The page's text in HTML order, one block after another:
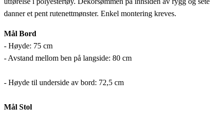
danner et pent rutenettmønster. Enkel montering kreves.
Mål Bord
- Høyde: 75 cm
- Avstand mellom ben på langside: 80 cm
- Høyde til underside av bord: 72,5 cm
Mål Stol